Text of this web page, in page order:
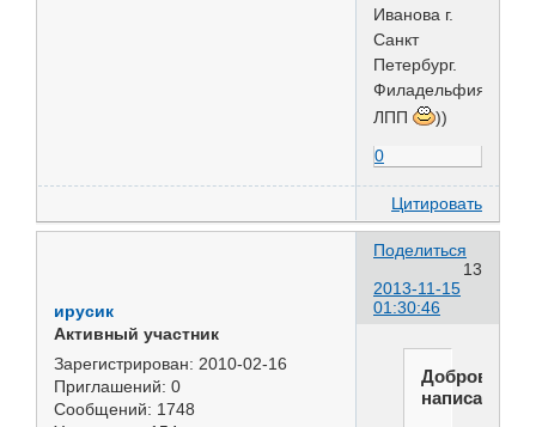
Иванова г.
Санкт
Петербург.
Филадельфия
ЛПП
))
0
Цитировать
Поделиться
13
2013-11-15
01:30:46
ирусик
Активный участник
Зарегистрирован: 2010-02-16
Приглашений: 0
Сообщений: 1748
написал(а):